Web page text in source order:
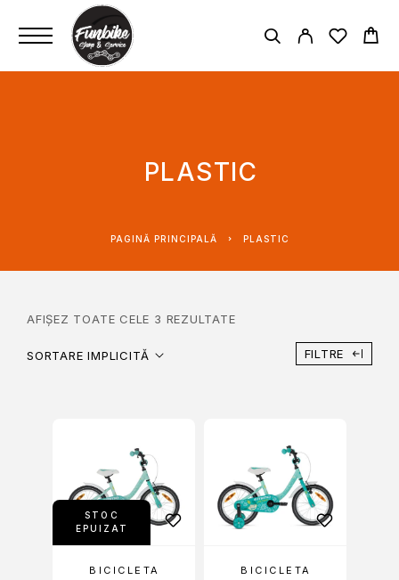
PLASTIC
PAGINĂ PRINCIPALĂ PLASTIC
AFIȘEZ TOATE CELE 3 REZULTATE
SORTARE IMPLICITĂ FILTRE
STOC
EPUIZAT
BICICLETA
BICICLETA